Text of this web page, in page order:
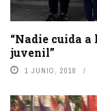
“Nadie cuida
juvenil”
1 JUNIO, 2018